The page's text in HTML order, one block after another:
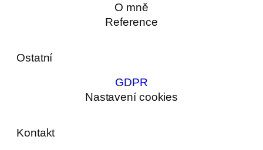
O mně
Reference
Ostatní
GDPR
Nastavení cookies
Kontakt